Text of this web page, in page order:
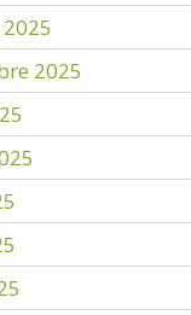
2025